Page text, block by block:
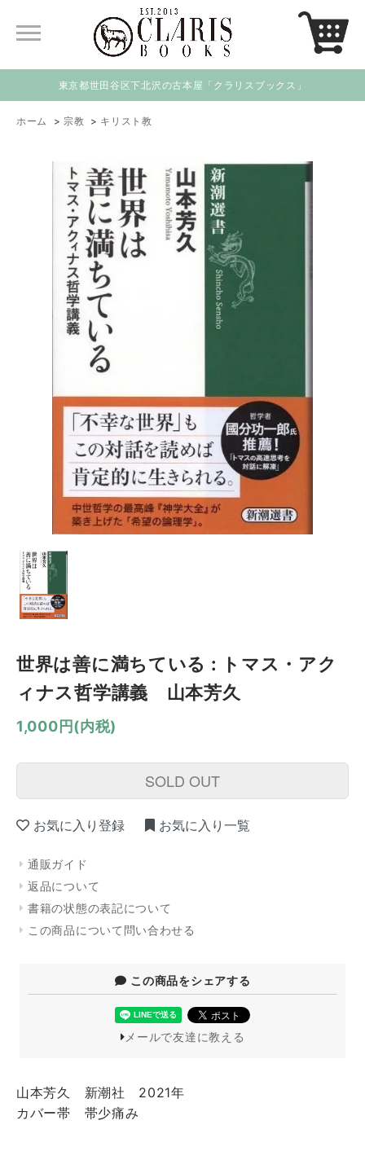
東京都世田谷区下北沢の古本屋「クラリスブックス」
ホーム > 宗教 > キリスト教
世界は善に満ちている : トマス・アク
ィナス哲学講義 山本芳久
1,000円(内税)
SOLD OUT
お気に入り登録 お気に入り一覧
通販ガイド
返品について
書籍の状態の表記について
この商品について問い合わせる
この商品をシェアする
メールで友達に教える
山本芳久 新潮社 2021年
カバー帯 帯少痛み